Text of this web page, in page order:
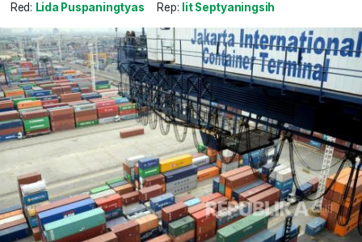
Red: Lida Puspaningtyas Rep: Iit Septyaningsih